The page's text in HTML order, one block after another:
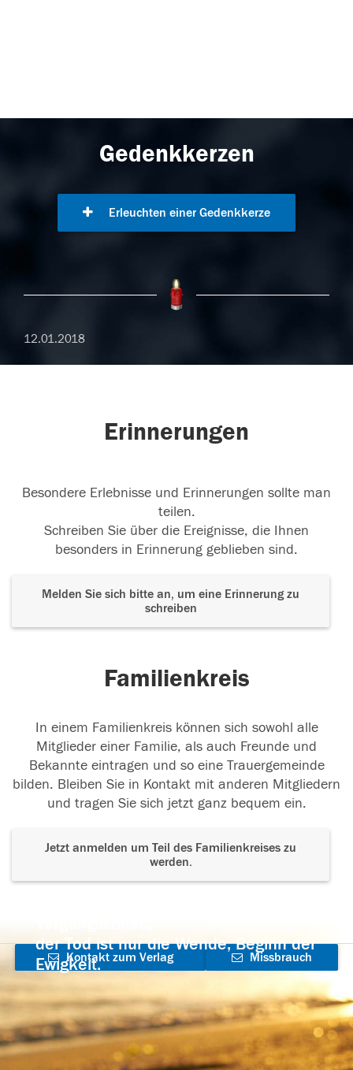
Gedenkkerzen
Erleuchten einer Gedenkkerze
12.01.2018
Erinnerungen
Besondere Erlebnisse und Erinnerungen sollte man
teilen.
Schreiben Sie über die Ereignisse, die Ihnen
besonders in Erinnerung geblieben sind.
Melden Sie sich bitte an, um eine Erinnerung zu
schreiben
Familienkreis
In einem Familienkreis können sich sowohl alle
Mitglieder einer Familie, als auch Freunde und
Bekannte eintragen und so eine Trauergemeinde
bilden. Bleiben Sie in Kontakt mit anderen Mitgliedern
und tragen Sie sich jetzt ganz bequem ein.
Jetzt anmelden um Teil des Familienkreises zu
werden.
der Tod ist nur die Wende, Beginn der
Ewigkeit.
Kontakt zum Verlag
aufnehmen
Missbrauch